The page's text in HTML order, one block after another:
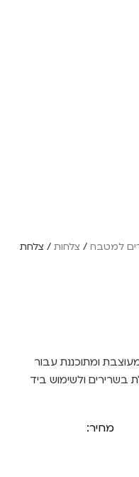
למטבח / צלחות / צלחת
ומתוכננת עבור
בשרירים ולשימוש ביד
מחיר: